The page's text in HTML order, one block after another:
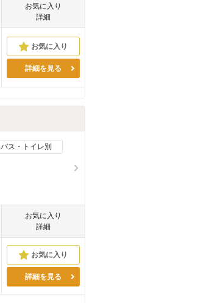
お気に入り
詳細
詳細を見る
バス・トイレ別
お気に入り
詳細
詳細を見る